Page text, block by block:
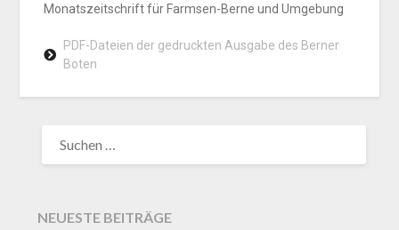
Monatszeitschrift für Farmsen-Berne und Umgebung
PDF-Dateien der gedruckten Ausgabe des Berner
Boten
NEUESTE BEITRÄGE